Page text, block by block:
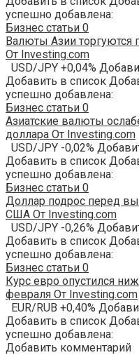
успешно добавлена:
Бизнес статьи 0
Валюты Азии торгуются
От Investing.com
USD/JPY +0,04%
Добавить в список
успешно добавлена:
Бизнес статьи 0
Азиатские валюты
доллара От Investing.com
USD/JPY -0,02%
Добавить в список
успешно добавлена:
Бизнес статьи 0
Доллар подрос перед
США От Investing.com
USD/JPY -0,26%
Добавить в список
успешно добавлена:
Бизнес статьи 0
Курс евро опустился
февраля От Investing.com
EUR/RUB +0,40%
Добавить в список
успешно добавлена:
Добавить комментарий